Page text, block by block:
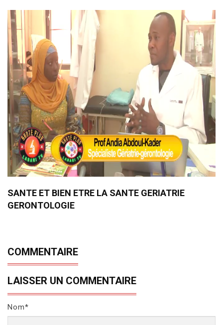
SANTE ET BIEN ETRE LA SANTE GERIATRIE
GERONTOLOGIE
COMMENTAIRE
LAISSER UN COMMENTAIRE
Nom*